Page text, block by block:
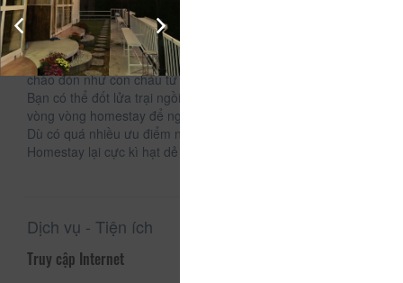
đèn xinh lung linh thì quá lý tưởng cho bạn nào đang cần chỗ
'trú ẩn' ở Đà Lạt nha.
Đến với Lê homestay để cảm nhận không khí gần gũi như
gia đình, khi bất cứ vị khách nào đến đây cũng được ông bà
chào đón như con cháu từ phương xa trở về.
Bạn có thể đốt lửa trại ngồi ngắm thung lũng mỗi tối, hay đi
vòng vòng homestay để ngắm các vườn hoa.
Dù có quá nhiều ưu điểm như vậy nhưng giá phòng ở Lê
Homestay lại cực kì hạt dẻ nha.
Dịch vụ - Tiện ích
Truy cập Internet